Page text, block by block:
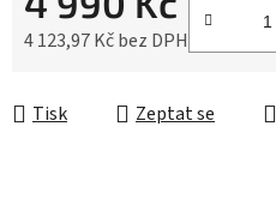
4 123,97 Kč bez DPH
Tisk Zeptat se